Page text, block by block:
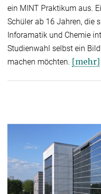
ein MINT Praktikum aus.
Schüler ab 16 Jahren, die
Inforamatik und Chemie
Studienwahl selbst ein
machen möchten. [mehr]